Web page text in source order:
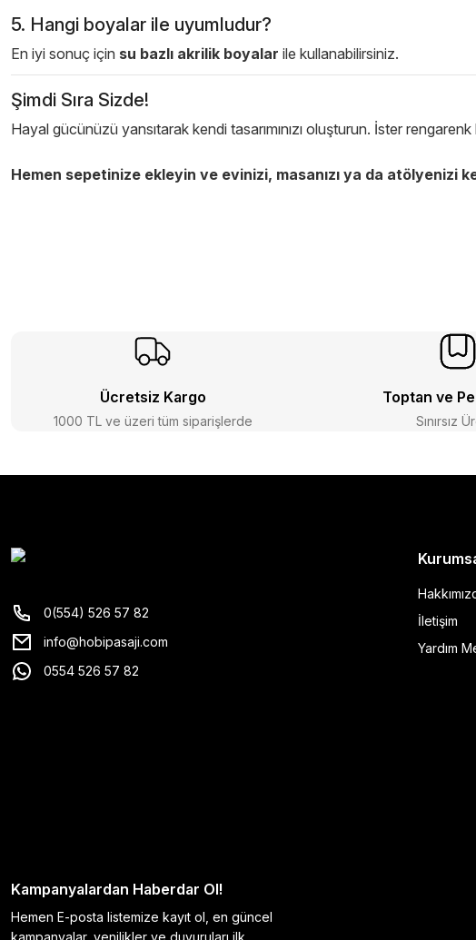
5. Hangi boyalar ile uyumludur?
En iyi sonuç için su bazlı akrilik boyalar ile kullanabilirsiniz.
Şimdi Sıra Sizde!
Hayal gücünüzü yansıtarak kendi tasarımınızı oluşturun. İster
Hemen sepetinize ekleyin ve evinizi, masanızı ya da atölyenizi
Ücretsiz Kargo
1000 TL ve üzeri tüm siparişlerde
Toptan ve
Sınırsız
0(554) 526 57 82
info@hobipasaji.com
0554 526 57 82
İletişim
Yardım
Kampanyalardan Haberdar Ol!
Hemen E-posta listemize kayıt ol, en güncel
kampanyalar, yenilikler ve duyuruları ilk